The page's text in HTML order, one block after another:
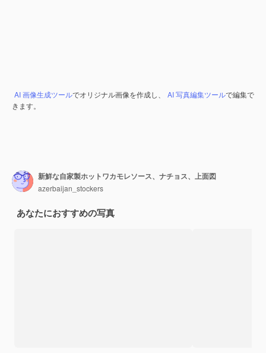
AI 画像生成ツールでオリジナル画像を作成し、 AI 写真編集ツールで編集で
きます。
新鮮な自家製ホットワカモレソース、ナチョス、上面図
azerbaijan_stockers
あなたにおすすめの写真